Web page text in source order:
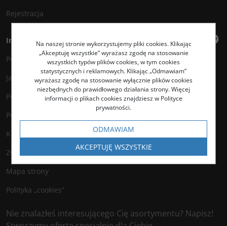
Rejestracja
Informacje
Polityka prywatności
Jak kupować?
Polityka legalności
Polityka antyspamowa
Kontakt
Zwroty
Mapa strony
Polityka „cookies”
Nie znalazłeś interesującego Cię asortymentu? Napisz!
Na naszej stronie wykorzystujemy pliki cookies. Klikając
„Akceptuję wszystkie” wyrażasz zgodę na stosowanie
wszystkich typów plików cookies, w tym cookies
statystycznych i reklamowych. Klikając „Odmawiam”
wyrażasz zgodę na stosowanie wyłącznie plików cookies
niezbędnych do prawidłowego działania strony. Więcej
informacji o plikach cookies znajdziesz w Polityce
prywatności.
ODMAWIAM
AKCEPTUJĘ WSZYSTKIE